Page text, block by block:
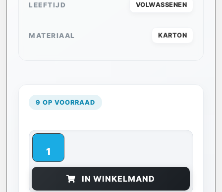
LEEFTIJD VOLWASSENEN
MATERIAAL KARTON
9 OP VOORRAAD
IN WINKELMAND